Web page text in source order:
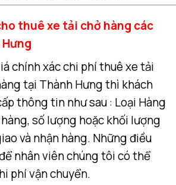
thuê xe tải chở hàng các
chính xác chi phí thuê xe tải
tại Thành Hưng thì khách
thông tin như sau : Loại Hàng
số lượng hoặc khối lượng
và nhận hàng. Những điều
nhân viên chúng tôi có thể
phí vận chuyển.